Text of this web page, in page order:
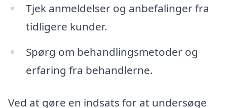
Tjek anmeldelser og anbefalinger fra
tidligere kunder.
Spørg om behandlingsmetoder og
erfaring fra behandlerne.
Ved at gøre en indsats for at undersøge